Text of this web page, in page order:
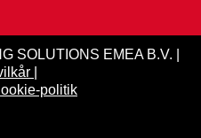
SOLUTIONS EMEA B.V. |
politik